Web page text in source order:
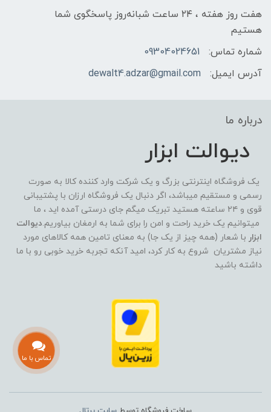
هفت روز هفته ، ۲۴ ساعت شبانه‌روز پاسخگوی شما
هستیم
شماره تماس:
09304024651
آدرس ایمیل:
dewalt4.adzar@gmail.com
درباره ما
دیوالت ابزار
یک فروشگاه اینترنتی بزرگ و یک شرکت وارد کننده کالا به صورت
رسمی و مستقیم میباشد، اگر دنبال یک فروشگاه ارزان با پشتیبانی
قوی و ۲۴ ساعته هستید تبریک میگم جای درستی آمده اید ، ما
میتوانیم یک خرید راحت و امن را برای شما به ارمغان بیاوریم.دیوالت
ابزار با شعار (همه چیز از یک جا) به معنای تامین همه کالاهای مورد
نیاز مشتریان شروع به کار کرد، امید آنکه تجربه خرید خوبی رو با ما
داشته باشید
تماس با ما